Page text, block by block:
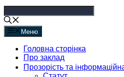
Меню
Головна сторінка
Про заклад
Прозорість та